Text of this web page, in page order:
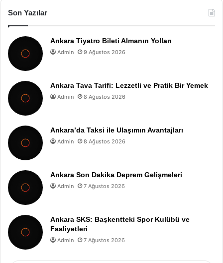
Son Yazılar
Ankara Tiyatro Bileti Almanın Yolları
Admin 9 Ağustos 2026
Ankara Tava Tarifi: Lezzetli ve Pratik Bir Yemek
Admin 8 Ağustos 2026
Ankara’da Taksi ile Ulaşımın Avantajları
Admin 8 Ağustos 2026
Ankara Son Dakika Deprem Gelişmeleri
Admin 7 Ağustos 2026
Ankara SKS: Başkentteki Spor Kulübü ve
Faaliyetleri
Admin 7 Ağustos 2026